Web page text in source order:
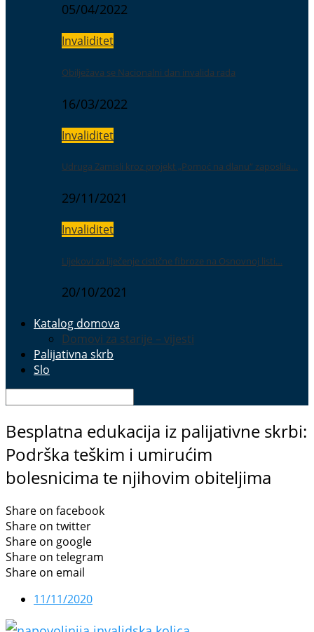
05/04/2022
Invaliditet
Obilježava se Nacionalni dan invalida rada
16/03/2022
Invaliditet
Udruga Zamisli kroz projekt „Pomoć na dlanu“ zaposlila…
29/11/2021
Invaliditet
Lijekovi za liječenje cistične fibroze na Osnovnoj listi…
20/10/2021
Katalog domova
Domovi za starije – vijesti
Palijativna skrb
Slo
Besplatna edukacija iz palijativne skrbi:
Podrška teškim i umirućim
bolesnicima te njihovim obiteljima
Share on facebook
Share on twitter
Share on google
Share on telegram
Share on email
11/11/2020